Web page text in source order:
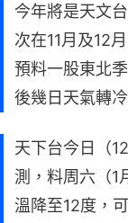
今年將是天文
次在11月及12
預料一股東北
後幾日天氣轉冷
天下台今日（
測，料周六（1
溫降至12度，